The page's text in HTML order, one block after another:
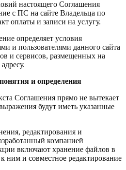
настоящего Соглашения
с ПС на сайте Владельца по
оплаты и записи на услугу.
определяет условия
и пользователями данного сайта
и сервисов, размещенных на
и определения
Соглашения прямо не вытекает
будут иметь указанные
редактирования и
компанией
включают хранение файлов в
ним и совместное редактирование